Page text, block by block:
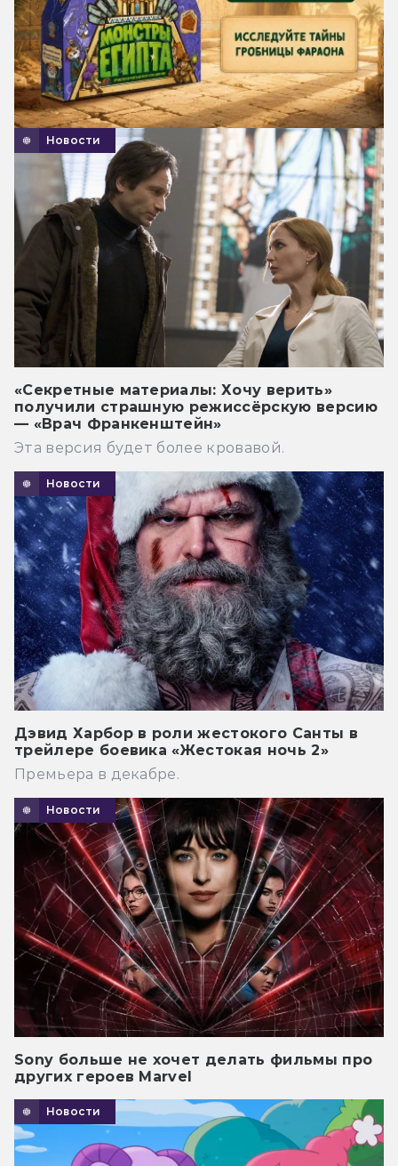
Новости
«Секретные материалы: Хочу верить»
получили страшную режиссёрскую версию
— «Врач Франкенштейн»
Эта версия будет более кровавой.
Новости
Дэвид Харбор в роли жестокого Санты в
трейлере боевика «Жестокая ночь 2»
Премьера в декабре.
Новости
Sony больше не хочет делать фильмы про
других героев Marvel
Новости